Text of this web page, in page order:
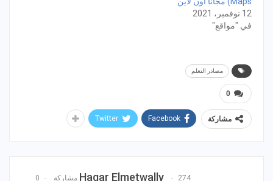
12 نوفمبر، 2021
في "مواقع"
مصادر التعلم
0
مشاركة Facebook
Twitter
Hagar Elmetwally 274 مشاركة 0